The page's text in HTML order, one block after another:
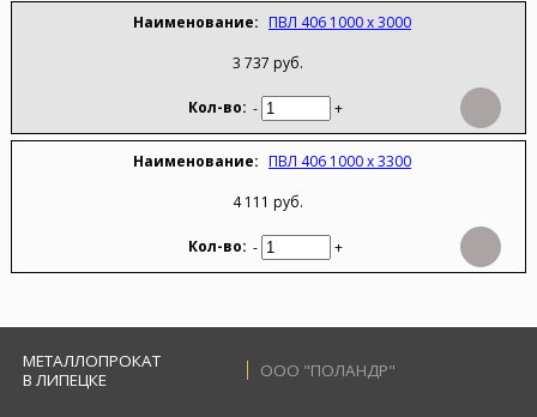
ПВЛ 406 1000 х 3000
3 737 руб.
- +
ПВЛ 406 1000 х 3300
4 111 руб.
- +
МЕТАЛЛОПРОКАТ
В ЛИПЕЦКЕ
ООО "ПОЛАНДР"